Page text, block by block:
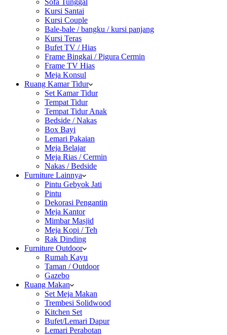
Sofa Tunggal
Kursi Santai
Kursi Couple
Bale-bale / bangku / kursi panjang
Kursi Teras
Bufet TV / Hias
Frame Bingkai / Pigura Cermin
Frame TV Hias
Meja Konsul
Ruang Kamar Tidur
Set Kamar Tidur
Tempat Tidur
Tempat Tidur Anak
Bedside / Nakas
Box Bayi
Lemari Pakaian
Meja Belajar
Meja Rias / Cermin
Nakas / Bedside
Furniture Lainnya
Pintu Gebyok Jati
Pintu
Dekorasi Pengantin
Meja Kantor
Mimbar Masjid
Meja Kopi / Teh
Rak Dinding
Furniture Outdoor
Rumah Kayu
Taman / Outdoor
Gazebo
Ruang Makan
Set Meja Makan
Trembesi Solidwood
Kitchen Set
Bufet/Lemari Dapur
Lemari Perabotan